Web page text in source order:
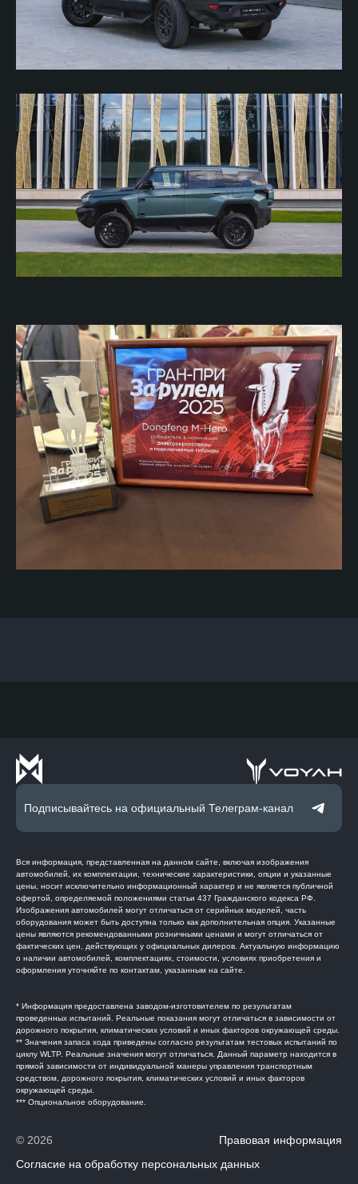
Подписывайтесь на официальный Телеграм-канал
Вся информация, представленная на данном сайте, включая изображения
автомобилей, их комплектации, технические характеристики, опции и указанные
цены, носит исключительно информационный характер и не является публичной
офертой, определяемой положениями статьи 437 Гражданского кодекса РФ.
Изображения автомобилей могут отличаться от серийных моделей, часть
оборудования может быть доступна только как дополнительная опция. Указанные
цены являются рекомендованными розничными ценами и могут отличаться от
фактических цен, действующих у официальных дилеров. Актуальную информацию
о наличии автомобилей, комплектациях, стоимости, условиях приобретения и
оформления уточняйте по контактам, указанным на сайте.
* Информация предоставлена заводом-изготовителем по результатам
проведенных испытаний. Реальные показания могут отличаться в зависимости от
дорожного покрытия, климатических условий и иных факторов окружающей среды.
** Значения запаса хода приведены согласно результатам тестовых испытаний по
циклу WLTP. Реальные значения могут отличаться. Данный параметр находится в
прямой зависимости от индивидуальной манеры управления транспортным
средством, дорожного покрытия, климатических условий и иных факторов
окружающей среды.
*** Опциональное оборудование.
© 2026
Правовая информация
Согласие на обработку персональных данных